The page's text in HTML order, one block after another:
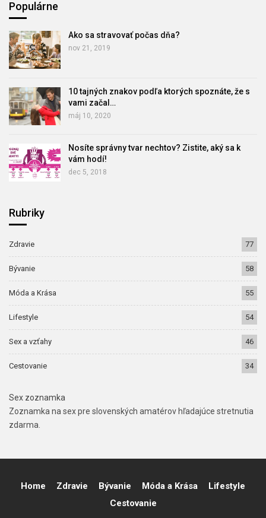
Populárne
Ako sa stravovať počas dňa?
nov 21, 2019
10 tajných znakov podľa ktorých spoznáte, že s
vami začal…
máj 10, 2020
Nosíte správny tvar nechtov? Zistite, aký sa k
vám hodí!
dec 5, 2018
Rubriky
Zdravie 77
Bývanie 58
Móda a Krása 55
Lifestyle 54
Sex a vzťahy 46
Cestovanie 34
Sex zoznamka
Zoznamka na sex pre slovenských amatérov hľadajúce stretnutia
zdarma.
Home Zdravie Bývanie Móda a Krása
Lifestyle
Cestovanie